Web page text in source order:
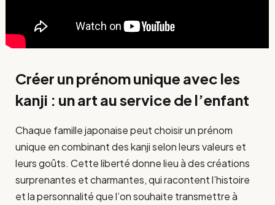
Créer un prénom unique avec les
kanji : un art au service de l’enfant
Chaque famille japonaise peut choisir un prénom
unique en combinant des kanji selon leurs valeurs et
leurs goûts. Cette liberté donne lieu à des créations
surprenantes et charmantes, qui racontent l’histoire
et la personnalité que l’on souhaite transmettre à